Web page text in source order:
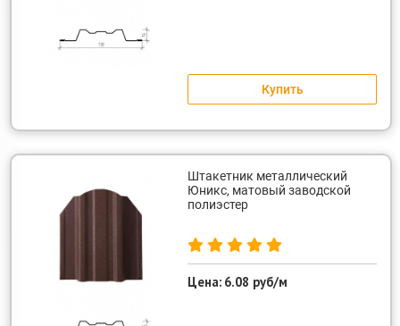
Купить
Штакетник металлический
Юникс, матовый заводской
полиэстер
Цена: 6.08 руб/м